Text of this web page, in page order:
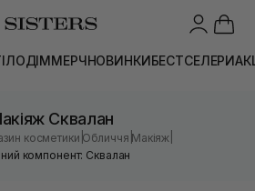
ДІММЕРЧНОВИНКИБЕСТСЕЛЕРИ
Сквалан
косметики |Обличчя |Макіяж
компонент: Сквалан